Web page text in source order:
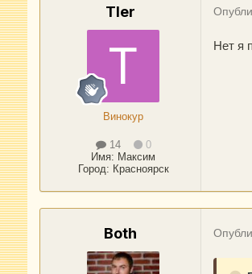
Tler
Винокур
14
0
Имя: Максим
Город: Красноярск
Нет я
Both